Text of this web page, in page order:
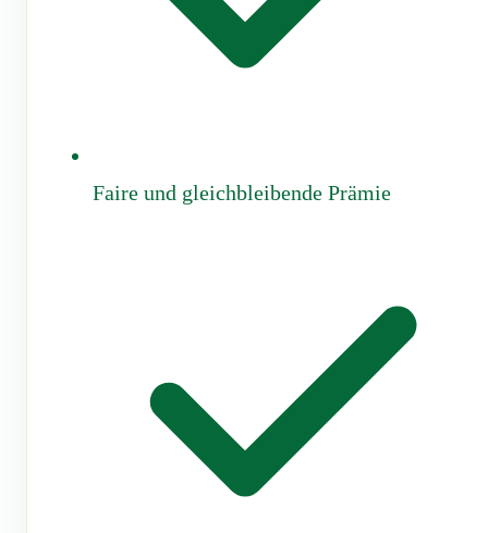
Faire und gleichbleibende Prämie